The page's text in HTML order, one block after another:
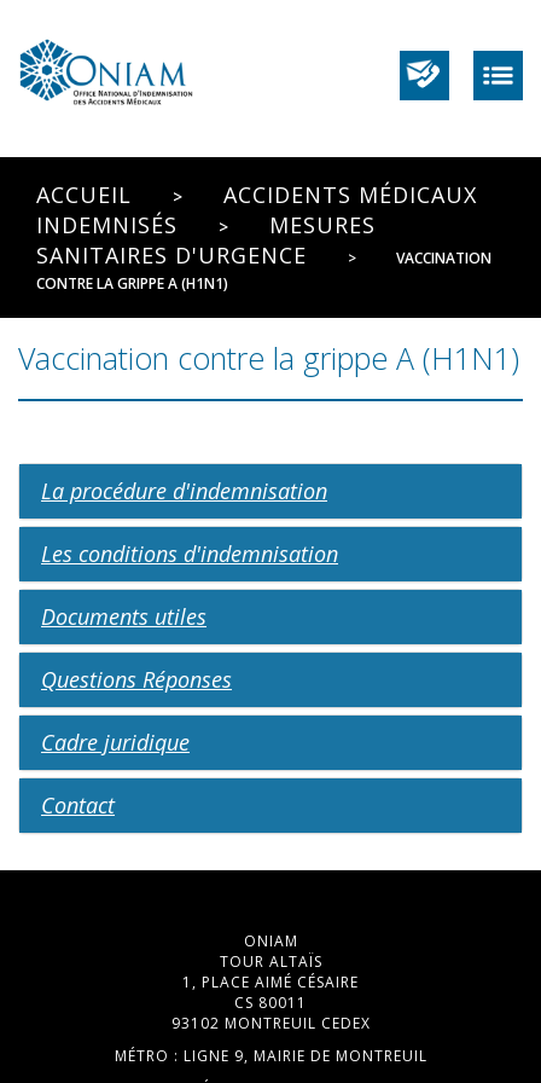
ACCUEIL
ACCIDENTS MÉDICAUX
INDEMNISÉS
MESURES
SANITAIRES D'URGENCE
VACCINATION
CONTRE LA GRIPPE A (H1N1)
Vaccination contre la grippe A (H1N1)
La procédure d'indemnisation
Les conditions d'indemnisation
Documents utiles
Questions Réponses
Cadre juridique
Contact
ONIAM
TOUR ALTAÏS
1, PLACE AIMÉ CÉSAIRE
CS 80011
93102 MONTREUIL CEDEX
MÉTRO : LIGNE 9, MAIRIE DE MONTREUIL